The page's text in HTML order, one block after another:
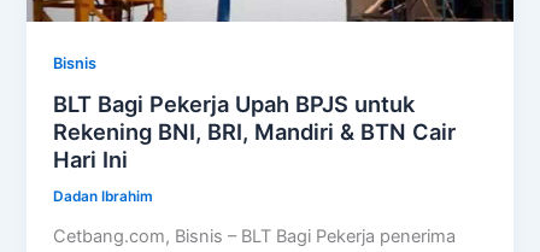
Bisnis
BLT Bagi Pekerja Upah BPJS untuk
Rekening BNI, BRI, Mandiri & BTN Cair
Hari Ini
Dadan Ibrahim
Cetbang.com, Bisnis – BLT Bagi Pekerja penerima